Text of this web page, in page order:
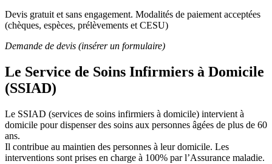
Devis gratuit et sans engagement. Modalités de paiement acceptées
(chèques, espèces, prélèvements et CESU)
Demande de devis (insérer un formulaire)
Le Service de Soins Infirmiers à Domicile
(SSIAD)
Le SSIAD (services de soins infirmiers à domicile) intervient à
domicile pour dispenser des soins aux personnes âgées de plus de 60
ans.
Il contribue au maintien des personnes à leur domicile. Les
interventions sont prises en charge à 100% par l’Assurance maladie.